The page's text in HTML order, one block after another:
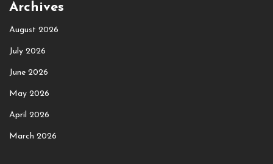
Archives
August 2026
July 2026
June 2026
May 2026
April 2026
March 2026